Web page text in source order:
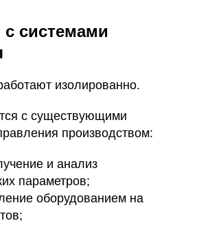
с системами
изолированно.
с существующими
производством:
и анализ
параметров;
оборудованием на